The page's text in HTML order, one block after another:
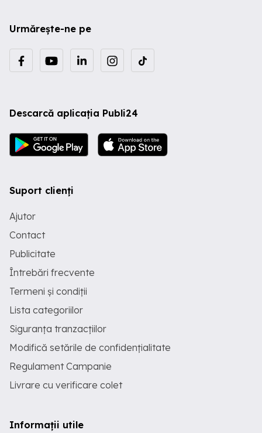
Urmărește-ne pe
Descarcă aplicația Publi24
Suport clienți
Ajutor
Contact
Publicitate
Întrebări frecvente
Termeni și condiții
Lista categoriilor
Siguranța tranzacțiilor
Modifică setările de confidențialitate
Regulament Campanie
Livrare cu verificare colet
Informații utile